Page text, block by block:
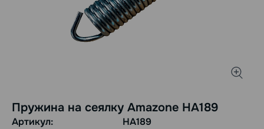
Пружина на сеялку Amazone HA189
Артикул: HA189